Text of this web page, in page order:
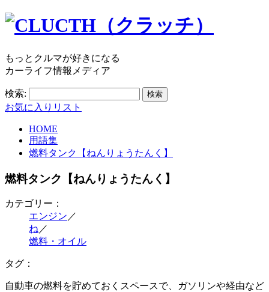
もっとクルマが好きになる
カーライフ情報メディア
検索:
お気に入りリスト
HOME
用語集
燃料タンク【ねんりょうたんく】
燃料タンク【ねんりょうたんく】
カテゴリー：
エンジン ／
ね ／
燃料・オイル
タグ：
自動車の燃料を貯めておくスペースで、ガソリンや経由など